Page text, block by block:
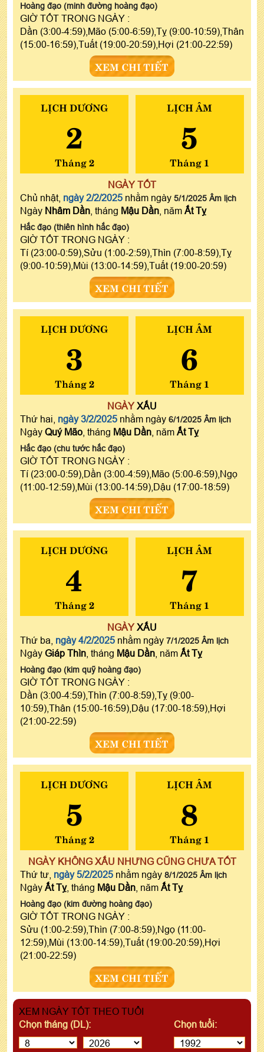
Hoàng đạo (minh đường hoàng đạo)
GIỜ TỐT TRONG NGÀY :
Dần (3:00-4:59),Mão (5:00-6:59),Tỵ (9:00-10:59),Thân
(15:00-16:59),Tuất (19:00-20:59),Hợi (21:00-22:59)
XEM CHI TIẾT
LỊCH DƯƠNG
2
Tháng 2
LỊCH ÂM
5
Tháng 1
NGÀY TỐT
Chủ nhật, ngày 2/2/2025 nhằm ngày 5/1/2025 Âm lịch
Ngày Nhâm Dần , tháng Mậu Dần , năm Ất Tỵ
Hắc đạo (thiên hình hắc đạo)
GIỜ TỐT TRONG NGÀY :
Tí (23:00-0:59),Sửu (1:00-2:59),Thìn (7:00-8:59),Tỵ
(9:00-10:59),Mùi (13:00-14:59),Tuất (19:00-20:59)
XEM CHI TIẾT
LỊCH DƯƠNG
3
Tháng 2
LỊCH ÂM
6
Tháng 1
NGÀYXẤU
Thứ hai, ngày 3/2/2025 nhằm ngày 6/1/2025 Âm lịch
Ngày Quý Mão , tháng Mậu Dần , năm Ất Tỵ
Hắc đạo (chu tước hắc đạo)
GIỜ TỐT TRONG NGÀY :
Tí (23:00-0:59),Dần (3:00-4:59),Mão (5:00-6:59),Ngọ
(11:00-12:59),Mùi (13:00-14:59),Dậu (17:00-18:59)
XEM CHI TIẾT
LỊCH DƯƠNG
4
Tháng 2
LỊCH ÂM
7
Tháng 1
NGÀYXẤU
Thứ ba, ngày 4/2/2025 nhằm ngày 7/1/2025 Âm lịch
Ngày Giáp Thìn , tháng Mậu Dần , năm Ất Tỵ
Hoàng đạo (kim quỹ hoàng đạo)
GIỜ TỐT TRONG NGÀY :
Dần (3:00-4:59),Thìn (7:00-8:59),Tỵ (9:00-
10:59),Thân (15:00-16:59),Dậu (17:00-18:59),Hợi
(21:00-22:59)
XEM CHI TIẾT
LỊCH DƯƠNG
5
Tháng 2
LỊCH ÂM
8
Tháng 1
NGÀY KHÔNG XẤU NHƯNG CŨNG CHƯA TỐT
Thứ tư, ngày 5/2/2025 nhằm ngày 8/1/2025 Âm lịch
Ngày Ất Tỵ, tháng Mậu Dần , năm Ất Tỵ
Hoàng đạo (kim đường hoàng đạo)
GIỜ TỐT TRONG NGÀY :
Sửu (1:00-2:59),Thìn (7:00-8:59),Ngọ (11:00-
12:59),Mùi (13:00-14:59),Tuất (19:00-20:59),Hợi
(21:00-22:59)
XEM CHI TIẾT
XEM NGÀY TỐT THEO TUỔI
Chọn tháng (DL):
Chọn tuổi: